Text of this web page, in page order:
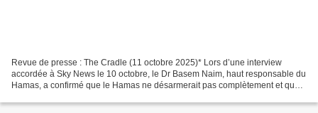
Revue de presse : The Cradle (11 octobre 2025)* Lors d’une interview
accordée à Sky News le 10 octobre, le Dr Basem Naim, haut responsable du
Hamas, a confirmé que le Hamas ne désarmerait pas complètement et que